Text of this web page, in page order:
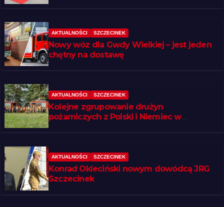
AKTUALNOŚCI SZCZECINEK
Nowy wóz dla Gwdy Wielkiej – jest jeden
chętny na dostawę
AKTUALNOŚCI SZCZECINEK
Kolejne zgrupowanie drużyn
pożarniczych z Polski i Niemiec w
AKTUALNOŚCI SZCZECINEK
Konrad Okleciński nowym dowódcą JRG
Szczecinek